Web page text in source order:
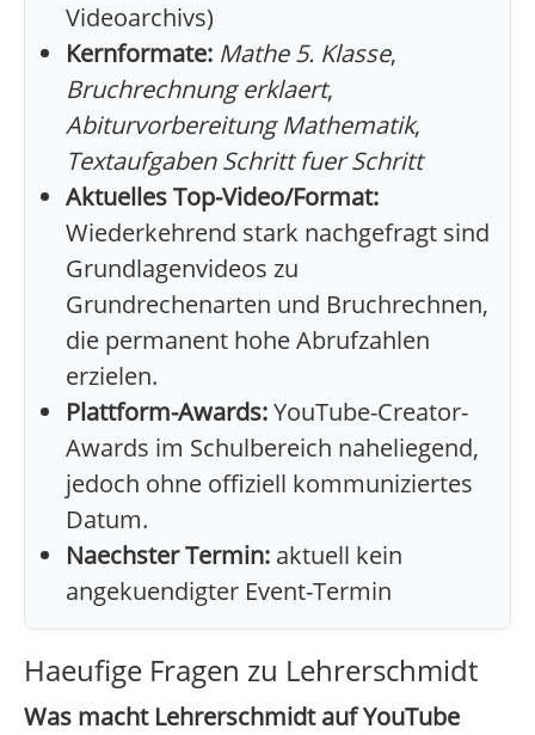
Videoarchivs)
Kernformate: Mathe 5. Klasse,
Bruchrechnung erklaert,
Abiturvorbereitung Mathematik,
Textaufgaben Schritt fuer Schritt
Aktuelles Top-Video/Format:
Wiederkehrend stark nachgefragt sind
Grundlagenvideos zu
Grundrechenarten und Bruchrechnen,
die permanent hohe Abrufzahlen
erzielen.
Plattform-Awards:YouTube-Creator-
Awards im Schulbereich naheliegend,
jedoch ohne offiziell kommuniziertes
Datum.
Naechster Termin: aktuell kein
angekuendigter Event-Termin
Haeufige Fragen zu Lehrerschmidt
Was macht Lehrerschmidt auf YouTube